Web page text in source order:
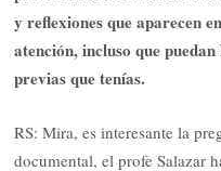
y reflexiones que aparecen
atención, incluso que
previas que tenías.
RS: Mira, es interesante la
documental, el profe Salazar